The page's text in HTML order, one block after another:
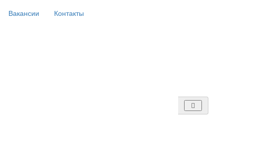
Вакансии Контакты